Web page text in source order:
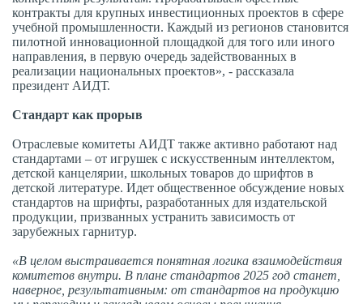
контракты для крупных инвестиционных проектов в сфере
учебной промышленности. Каждый из регионов становится
пилотной инновационной площадкой для того или иного
направления, в первую очередь задействованных в
реализации национальных проектов», - рассказала
президент АИДТ.
Стандарт как прорыв
Отраслевые комитеты АИДТ также активно работают над
стандартами – от игрушек с искусственным интеллектом,
детской канцелярии, школьных товаров до шрифтов в
детской литературе. Идет общественное обсуждение новых
стандартов на шрифты, разработанных для издательской
продукции, призванных устранить зависимость от
зарубежных гарнитур.
«В целом выстраивается понятная логика взаимодействия
комитетов внутри. В плане стандартов 2025 год станет,
наверное, результативным: от стандартов на продукцию